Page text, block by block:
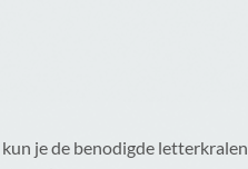
je de benodigde letterkralen